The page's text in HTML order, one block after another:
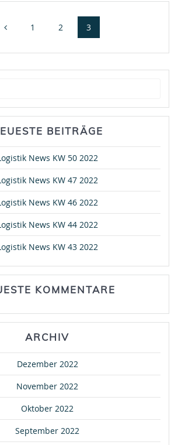
Seite
1 Seite
2 Seite
3
BEITRÄGE
News KW 50 2022
News KW 47 2022
News KW 46 2022
News KW 44 2022
News KW 43 2022
KOMMENTARE
ARCHIV
Dezember 2022
November 2022
Oktober 2022
September 2022